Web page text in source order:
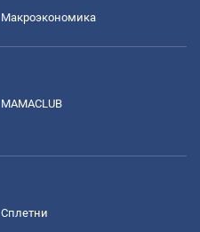
Mакроэкономика
MAMACLUB
Сплетни